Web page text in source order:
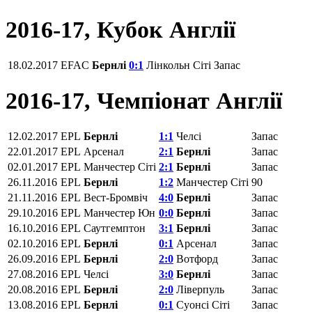
2016-17, Кубок Англії
18.02.2017 EFAC Бернлі 0:1 Лінкольн Сіті Запас
2016-17, Чемпіонат Англії
12.02.2017 EPL Бернлі 1:1 Челсі
Запас
22.01.2017 EPL Арсенал 2:1 Бернлі
Запас
02.01.2017 EPL Манчестер Сіті 2:1 Бернлі
Запас
26.11.2016 EPL Бернлі 1:2 Манчестер Сіті 90
21.11.2016 EPL Вест-Бромвіч 4:0 Бернлі
Запас
29.10.2016 EPL Манчестер Юн 0:0 Бернлі
Запас
16.10.2016 EPL Саутгемптон 3:1 Бернлі
Запас
02.10.2016 EPL Бернлі 0:1 Арсенал
Запас
26.09.2016 EPL Бернлі 2:0 Вотфорд
Запас
27.08.2016 EPL Челсі 3:0 Бернлі
Запас
20.08.2016 EPL Бернлі 2:0 Ліверпуль
Запас
13.08.2016 EPL Бернлі 0:1 Суонсі Сіті Запас